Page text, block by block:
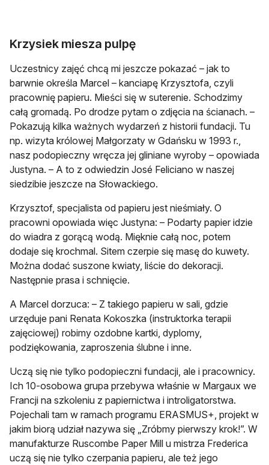
Krzysiek miesza pulpę
Uczestnicy zajęć chcą mi jeszcze pokazać – jak to
barwnie określa Marcel – kanciapę Krzysztofa, czyli
pracownię papieru. Mieści się w suterenie. Schodzimy
całą gromadą. Po drodze pytam o zdjęcia na ścianach. –
Pokazują kilka ważnych wydarzeń z historii fundacji. Tu
np. wizyta królowej Małgorzaty w Gdańsku w 1993 r.,
nasz podopieczny wręcza jej gliniane wyroby – opowiada
Justyna. – A to z odwiedzin José Feliciano w naszej
siedzibie jeszcze na Słowackiego.
Krzysztof, specjalista od papieru jest nieśmiały. O
pracowni opowiada więc Justyna: – Podarty papier idzie
do wiadra z gorącą wodą. Mięknie całą noc, potem
dodaje się krochmal. Sitem czerpie się masę do kuwety.
Można dodać suszone kwiaty, liście do dekoracji.
Następnie prasa i schnięcie.
A Marcel dorzuca: – Z takiego papieru w sali, gdzie
urzęduje pani Renata Kokoszka (instruktorka terapii
zajęciowej) robimy ozdobne kartki, dyplomy,
podziękowania, zaproszenia ślubne i inne.
Uczą się nie tylko podopieczni fundacji, ale i pracownicy.
Ich 10-osobowa grupa przebywa właśnie w Margaux we
Francji na szkoleniu z papiernictwa i introligatorstwa.
Pojechali tam w ramach programu ERASMUS+, projekt w
jakim biorą udział nazywa się „Zróbmy pierwszy krok!”. W
manufakturze Ruscombe Paper Mill u mistrza Frederica
uczą się nie tylko czerpania papieru, ale też jego